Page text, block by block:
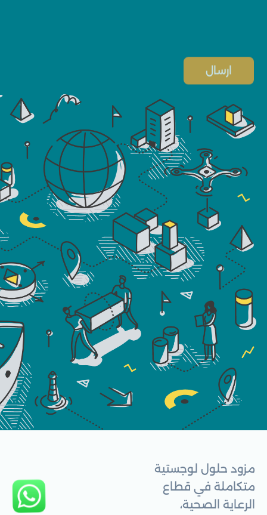
مزود حلول لوجستية
متكاملة في قطاع
الرعاية الصحية،